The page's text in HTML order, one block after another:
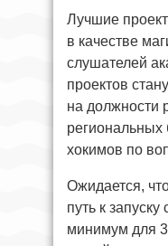
Лучшие
в качестве
слушателей
проектов
на должности
региональных
хокимов по
Ожидается,
путь к
минимум для